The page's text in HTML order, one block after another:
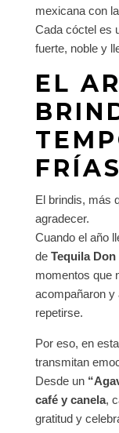
mexicana con
Cada cóctel es
fuerte, noble y
EL
FRÍAS
El brindis, más
agradecer.
Cuando el año
de Tequila Don
momentos que
acompañaron y
repetirse.
Por eso, en
transmitan
Desde un
café y canela,
gratitud y